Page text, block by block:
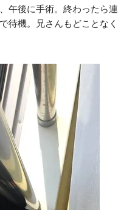
午後に手術。終わったら連
待機。兄さんもどことなく